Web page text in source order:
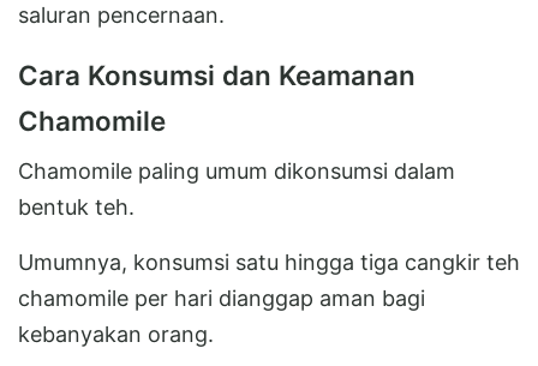
saluran pencernaan.
Cara Konsumsi dan Keamanan
Chamomile
Chamomile paling umum dikonsumsi dalam
bentuk teh.
Umumnya, konsumsi satu hingga tiga cangkir teh
chamomile per hari dianggap aman bagi
kebanyakan orang.